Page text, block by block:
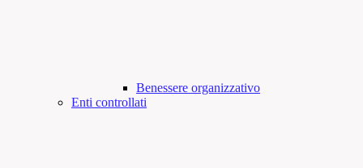
Benessere organizzativo
Enti controllati